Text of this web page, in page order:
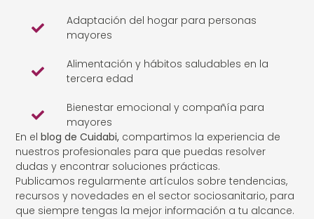
Adaptación del hogar para personas
mayores
Alimentación y hábitos saludables en la
tercera edad
Bienestar emocional y compañía para
mayores
En elblog de Cuidabi, compartimos la experiencia de
nuestros profesionales para que puedas resolver
dudas y encontrar soluciones prácticas.
Publicamos regularmente artículos sobre tendencias,
recursos y novedades en el sector sociosanitario, para
que siempre tengas la mejor información a tu alcance.